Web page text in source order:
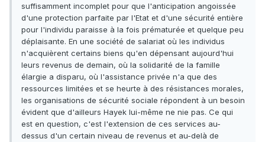
suffisamment incomplet pour que l'anticipation angoissée
d'une protection parfaite par l'Etat et d'une sécurité entière
pour l'individu paraisse à la fois prématurée et quelque peu
déplaisante. En une société de salariat où les individus
n'acquièrent certains biens qu'en dépensant aujourd'hui
leurs revenus de demain, où la solidarité de la famille
élargie a disparu, où l'assistance privée n'a que des
ressources limitées et se heurte à des résistances morales,
les organisations de sécurité sociale répondent à un besoin
évident que d'ailleurs Hayek lui-même ne nie pas. Ce qui
est en question, c'est l'extension de ces services au-
dessus d'un certain niveau de revenus et au-delà de